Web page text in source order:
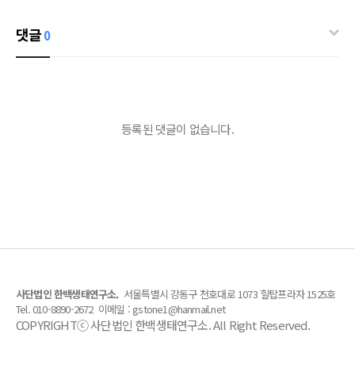
댓글0
등록된 댓글이 없습니다.
사단법인 한백생태연구소. 서울특별시 강동구 천호대로 1073 힐탑프라자 1525호
Tel. 010-8890-2672 이메일 : gstone1@hanmail.net
COPYRIGHTⓒ 사단법인 한백생태연구소. All Right Reserved.